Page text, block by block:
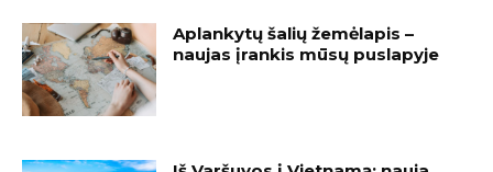
Aplankytų šalių žemėlapis –
naujas įrankis mūsų puslapyje